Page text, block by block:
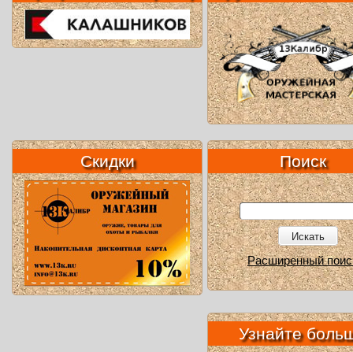
Скидки Поиск
Искать
Расширенный
Узнайте